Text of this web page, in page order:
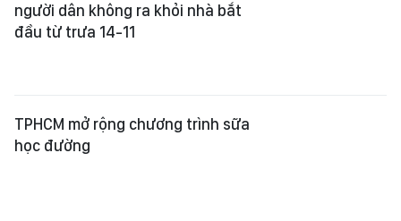
người dân không ra khỏi nhà bắt
đầu từ trưa 14-11
TPHCM mở rộng chương trình sữa
học đường